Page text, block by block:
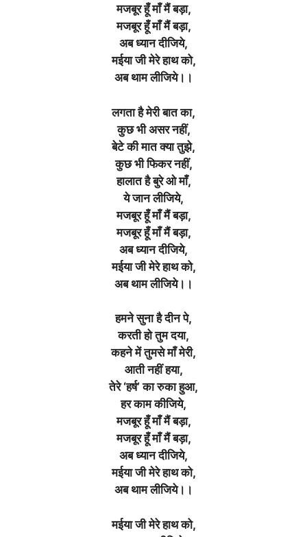
मजबूर हूँ माँ मैं बड़ा,
मजबूर हूँ माँ मैं बड़ा,
अब ध्यान दीजिये,
मईया जी मेरे हाथ को,
अब थाम लीजिये।।
लगता है मेरी बात का,
कुछ भी असर नहीं,
बेटे की मात क्या तुझे,
कुछ भी फिकर नहीं,
हालात है बुरे ओ माँ,
ये जान लीजिये,
मजबूर हूँ माँ मैं बड़ा,
मजबूर हूँ माँ मैं बड़ा,
अब ध्यान दीजिये,
मईया जी मेरे हाथ को,
अब थाम लीजिये।।
हमने सुना है दीन पे,
करती हो तुम दया,
कहने में तुमसे माँ मेरी,
आती नहीं हया,
तेरे ‘हर्ष’ का रुका हुआ,
हर काम कीजिये,
मजबूर हूँ माँ मैं बड़ा,
मजबूर हूँ माँ मैं बड़ा,
अब ध्यान दीजिये,
मईया जी मेरे हाथ को,
अब थाम लीजिये।।
मईया जी मेरे हाथ को,